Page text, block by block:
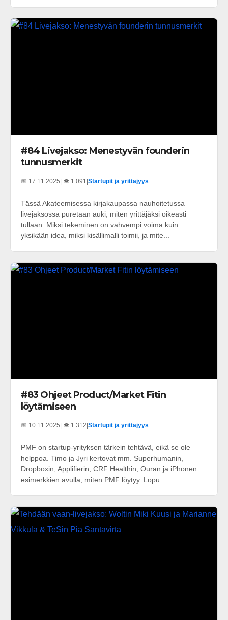
#84 Livejakso: Menestyvän founderin
tunnusmerkit
📅 17.11.2025 | 👁️ 1 091 Startupit ja yrittäjyys
Tässä Akateemisessa kirjakaupassa nauhoitetussa
livejaksossa puretaan auki, miten yrittäjäksi oikeasti
tullaan. Miksi tekeminen on vahvempi voima kuin
yksikään idea, miksi kisällimalli toimii, ja mite...
#83 Ohjeet Product/Market Fitin
löytämiseen
📅 10.11.2025 | 👁️ 1 312 Startupit ja yrittäjyys
PMF on startup-yrityksen tärkein tehtävä, eikä se ole
helppoa. Timo ja Jyri kertovat mm. Superhumanin,
Dropboxin, Applifierin, CRF Healthin, Ouran ja iPhonen
esimerkkien avulla, miten PMF löytyy. Lopu...